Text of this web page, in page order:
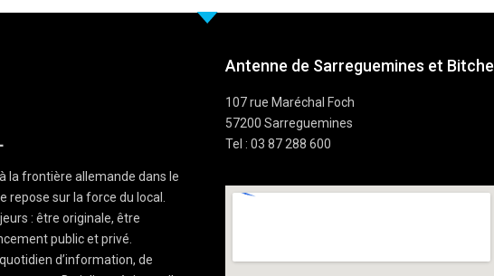
la frontière allemande dans le
sur la force du local.
: être originale, être
public et privé.
d’information, de
Antenne de Sarreguemines et Bitche
107 rue Maréchal Foch
57200 Sarreguemines
Tel : 03 87 288 600